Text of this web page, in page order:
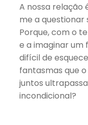
A nossa relação
me a questionar
Porque, com o
e a imaginar um
difícil de
fantasmas que
juntos
incondicional?